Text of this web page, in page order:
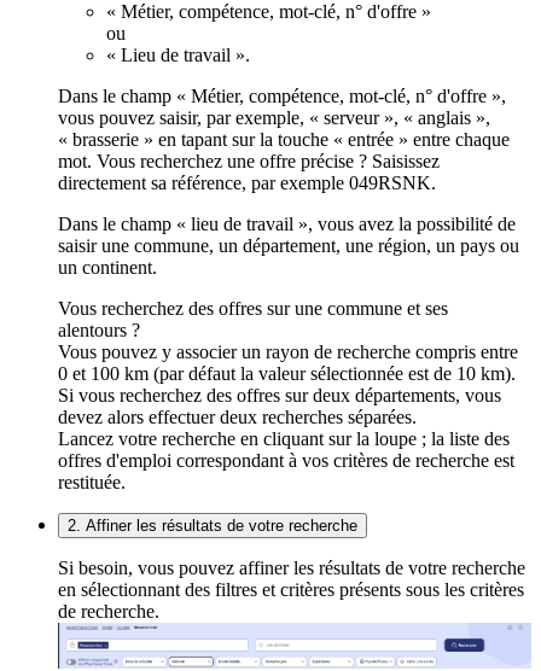
« Métier, compétence, mot-clé, n° d'offre »
ou
« Lieu de travail ».
Dans le champ « Métier, compétence, mot-clé, n° d'offre »,
vous pouvez saisir, par exemple, « serveur », « anglais »,
« brasserie » en tapant sur la touche « entrée » entre chaque
mot. Vous recherchez une offre précise ? Saisissez
directement sa référence, par exemple 049RSNK.
Dans le champ « lieu de travail », vous avez la possibilité de
saisir une commune, un département, une région, un pays ou
un continent.
Vous recherchez des offres sur une commune et ses
alentours ?
Vous pouvez y associer un rayon de recherche compris entre
0 et 100 km (par défaut la valeur sélectionnée est de 10 km).
Si vous recherchez des offres sur deux départements, vous
devez alors effectuer deux recherches séparées.
Lancez votre recherche en cliquant sur la loupe ; la liste des
offres d'emploi correspondant à vos critères de recherche est
restituée.
2. Affiner les résultats de votre recherche
Si besoin, vous pouvez affiner les résultats de votre recherche
en sélectionnant des filtres et critères présents sous les critères
de recherche.